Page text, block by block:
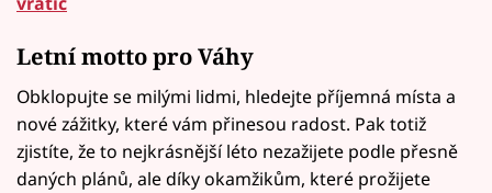
Letní motto pro Váhy
Obklopujte se milými lidmi, hledejte příjemná místa a
nové zážitky, které vám přinesou radost. Pak totiž
zjistíte, že to nejkrásnější léto nezažijete podle přesně
daných plánů, ale díky okamžikům, které prožijete